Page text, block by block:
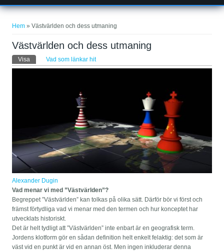
Hem » Västvärlden och dess utmaning
Västvärlden och dess utmaning
Primära flikar
Visa (aktiv flik)Vad som länkar hit
Alexander Dugin
Vad menar vi med ”Västvärlden”?
Begreppet ”Västvärlden” kan tolkas på olika sätt. Därför bör vi först och
främst förtydliga vad vi menar med den termen och hur konceptet har
utvecklats historiskt.
Det är helt tydligt att ”Västvärlden” inte enbart är en geografisk term.
Jordens klotform gör en sådan definition helt enkelt felaktig: det som är
väst vid en punkt är vid en annan öst. Men ingen inkluderar denna